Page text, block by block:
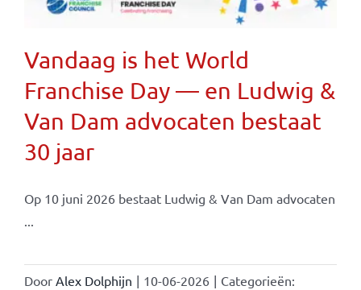
Vandaag is het World
Franchise Day — en Ludwig &
Van Dam advocaten bestaat
30 jaar
Op 10 juni 2026 bestaat Ludwig & Van Dam advocaten
...
Door Alex Dolphijn | 10-06-2026 | Categorieën: